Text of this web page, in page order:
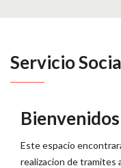
Servicio
Bienvenidos
Este espacio
realizacion de tramites